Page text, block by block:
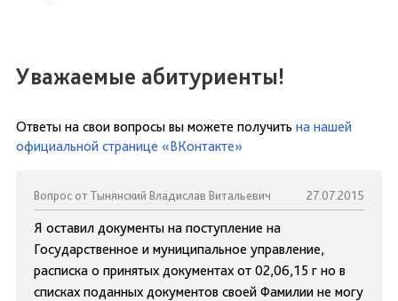
Уважаемые абитуриенты!
Ответы на свои вопросы вы можете получить на нашей
официальной странице «ВКонтакте»
Вопрос от Тынянский Владислав Витальевич 27.07.2015
Я оставил документы на поступление на
Государственное и муниципальное управление,
расписка о принятых документах от 02,06,15 г но в
списках поданных документов своей Фамилии не могу